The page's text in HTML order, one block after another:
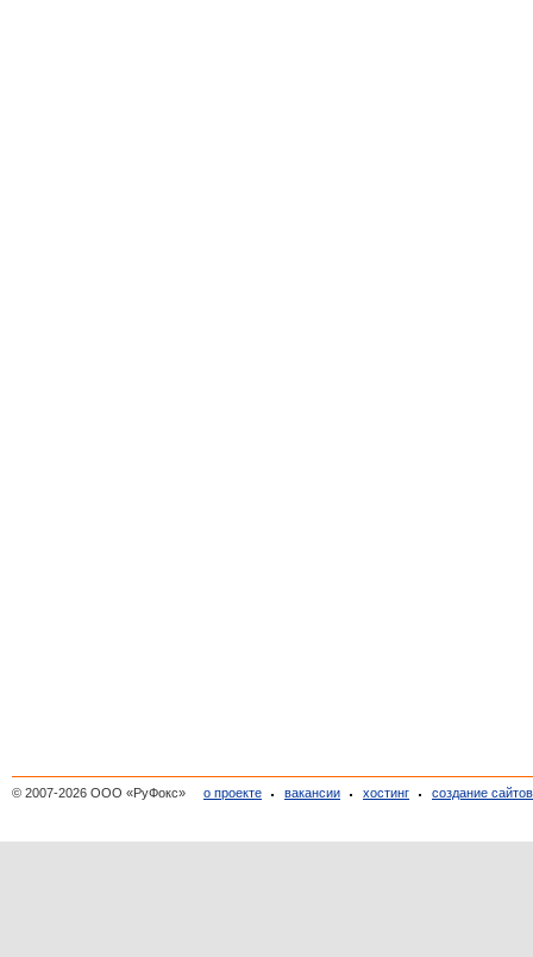
© 2007-2026 ООО «РуФокс» о проекте вакансии хостинг создание сайтов